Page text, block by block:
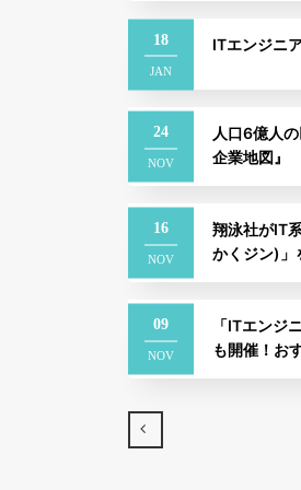
18
JAN
ITエンジニ
24
NOV
人口6億人
企業地図』
16
NOV
翔泳社がIT
かくジン)」
09
NOV
「ITエンジ
も開催！お